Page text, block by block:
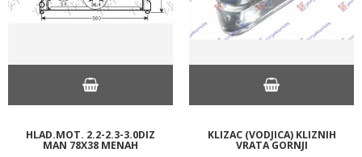
HLAD.MOT. 2.2-2.3-3.0DIZ
MAN 78X38 MENAH
KLIZAC (VODJICA) KLIZNIH
VRATA GORNJI